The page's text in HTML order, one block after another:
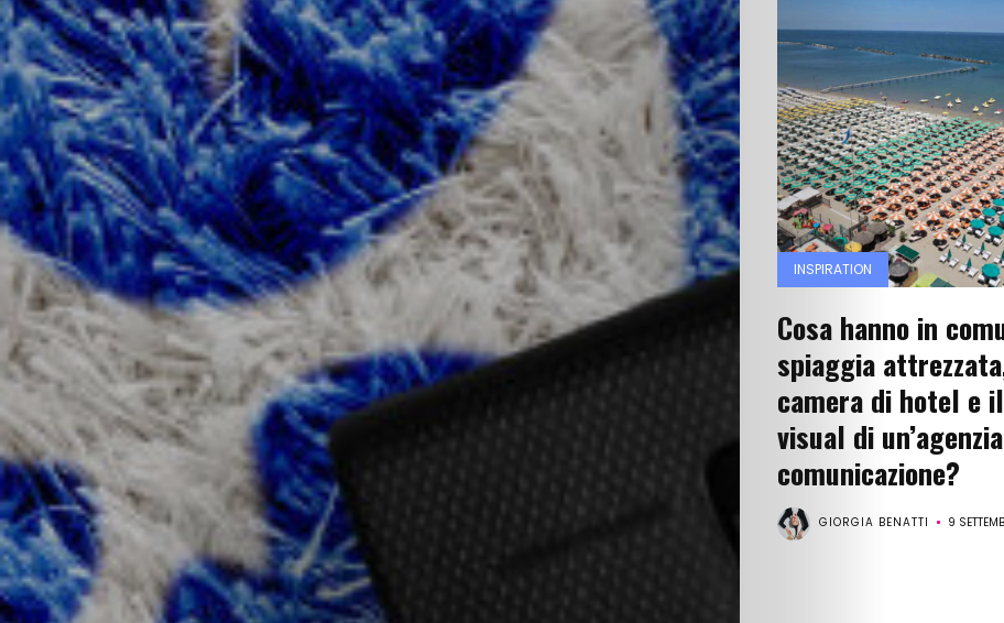
INSPIRATION
Cosa hanno in
spiaggia
camera di hotel e
visual di
comunicazione?
GIORGIA BENATTI 9